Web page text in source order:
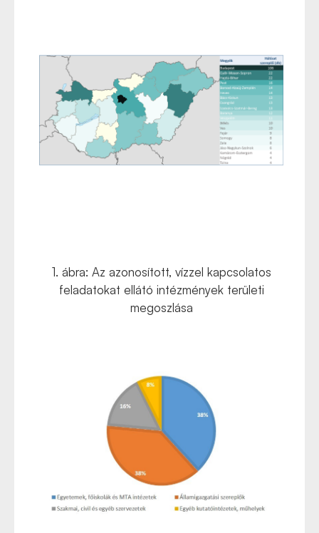
1. ábra: Az azonosított, vízzel kapcsolatos
feladatokat ellátó intézmények területi
megoszlása